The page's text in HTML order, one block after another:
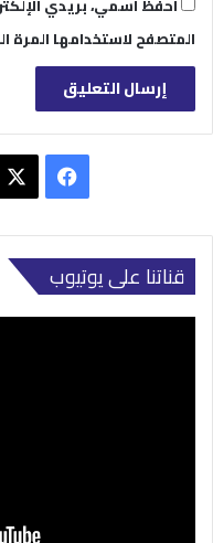
احفظ اسمي، بريدي
المتصفح لاستخدامها المرة
فيسبوك
قناتنا على يوتيوب